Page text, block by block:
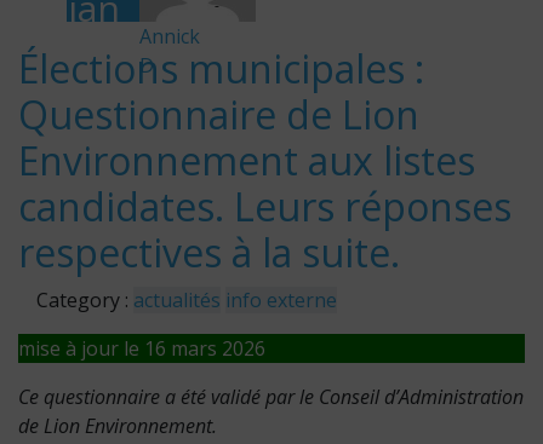
vier
202
6
Annick
D
-
Élections municipales :
Questionnaire de Lion
Environnement aux listes
candidates. Leurs réponses
respectives à la suite.
Category : actualités info externe
mise à jour le 16 mars 2026
Ce questionnaire a été validé par le Conseil d’Administration
de Lion Environnement.